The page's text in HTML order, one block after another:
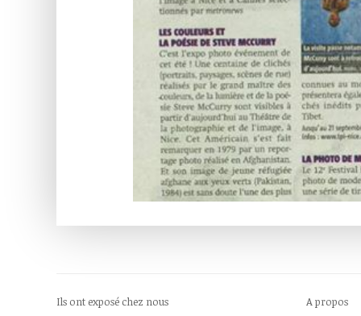
Ils ont exposé chez nous
A propos